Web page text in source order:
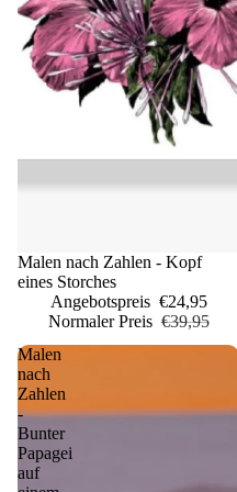
Sale
Malen nach Zahlen - Kopf
eines Storches
Angebotspreis €24,95
Normaler Preis €39,95
Malen
nach
Zahlen
-
Bunter
Papagei
auf